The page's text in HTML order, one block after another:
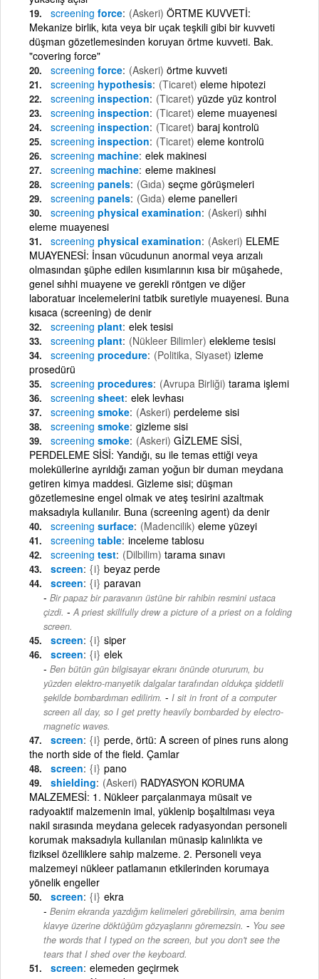
screening force (Askeri) ÖRTME KUVVETİ:
Mekanize birlik, kıta veya bir uçak teşkili gibi bir kuvveti
düşman gözetlemesinden koruyan örtme kuvveti. Bak.
"covering force"
screening force (Askeri) örtme kuvveti
screening hypothesis (Ticaret) eleme hipotezi
screening inspection (Ticaret) yüzde yüz kontrol
screening inspection (Ticaret) eleme muayenesi
screening inspection (Ticaret) baraj kontrolü
screening inspection (Ticaret) eleme kontrolü
screening machine elek makinesi
screening machine eleme makinesi
screening panels (Gıda) seçme görüşmeleri
screening panels (Gıda) eleme panelleri
screening physical examination (Askeri) sıhhi
eleme muayenesi
screening physical examination (Askeri) ELEME
MUAYENESİ: İnsan vücudunun anormal veya arızalı
olmasından şüphe edilen kısımlarının kısa bir müşahede,
genel sıhhi muayene ve gerekli röntgen ve diğer
laboratuar incelemelerini tatbik suretiyle muayenesi. Buna
kısaca (screening) de denir
screening plant elek tesisi
screening plant (Nükleer Bilimler) elekleme tesisi
screening procedure (Politika, Siyaset) izleme
prosedürü
screening procedures (Avrupa Birliği) tarama işlemi
screening sheet elek levhası
screening smoke (Askeri) perdeleme sisi
screening smoke gizleme sisi
screening smoke (Askeri) GİZLEME SİSİ,
PERDELEME SİSİ: Yandığı, su ile temas ettiği veya
moleküllerine ayrıldığı zaman yoğun bir duman meydana
getiren kimya maddesi. Gizleme sisi; düşman
gözetlemesine engel olmak ve ateş tesirini azaltmak
maksadıyla kullanılır. Buna (screening agent) da denir
screening surface (Madencilik) eleme yüzeyi
screening table inceleme tablosu
screening test (Dilbilim) tarama sınavı
screen {i} beyaz perde
screen {i} paravan
Bir papaz bir paravanın üstüne bir rahibin resmini ustaca
çizdi. - A priest skillfully drew a picture of a priest on a folding
screen.
screen {i} siper
screen {i} elek
Ben bütün gün bilgisayar ekranı önünde otururum, bu
yüzden elektro-manyetik dalgalar tarafından oldukça şiddetli
şekilde bombardıman edilirim. - I sit in front of a computer
screen all day, so I get pretty heavily bombarded by electro-
magnetic waves.
screen {i} perde, örtü: A screen of pines runs along
the north side of the field. Çamlar
screen {i} pano
shielding (Askeri) RADYASYON KORUMA
MALZEMESİ: 1. Nükleer parçalanmaya müsait ve
radyoaktif malzemenin imal, yüklenip boşaltılması veya
nakil sırasında meydana gelecek radyasyondan personeli
korumak maksadıyla kullanılan münasip kalınlıkta ve
fiziksel özelliklere sahip malzeme. 2. Personeli veya
malzemeyi nükleer patlamanın etkilerinden korumaya
yönelik engeller
screen {i} ekra
Benim ekranda yazdığım kelimeleri görebilirsin, ama benim
klavye üzerine döktüğüm gözyaşlarını göremezsin. - You see
the words that I typed on the screen, but you don't see the
tears that I shed over the keyboard.
screen elemeden geçirmek